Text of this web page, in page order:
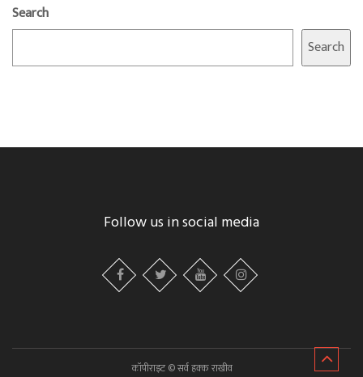
Search
Search
Follow us in social media
कॉपीराइट © सर्व हक्क राखीव